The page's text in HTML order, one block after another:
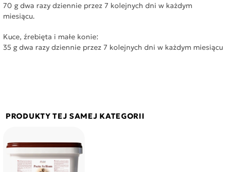
70 g dwa razy dziennie przez 7 kolejnych dni w każdym
miesiącu.
Kuce, źrebięta i małe konie:
35 g dwa razy dziennie przez 7 kolejnych dni w każdym miesiącu
PRODUKTY TEJ SAMEJ KATEGORII